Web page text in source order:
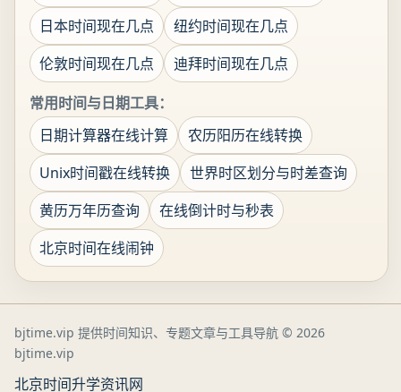
日本时间现在几点
纽约时间现在几点
伦敦时间现在几点
迪拜时间现在几点
常用时间与日期工具：
日期计算器在线计算
农历阳历在线转换
Unix时间戳在线转换
世界时区划分与时差查询
黄历万年历查询
在线倒计时与秒表
北京时间在线闹钟
bjtime.vip 提供时间知识、专题文章与工具导航 © 2026
bjtime.vip
北京时间升学资讯网